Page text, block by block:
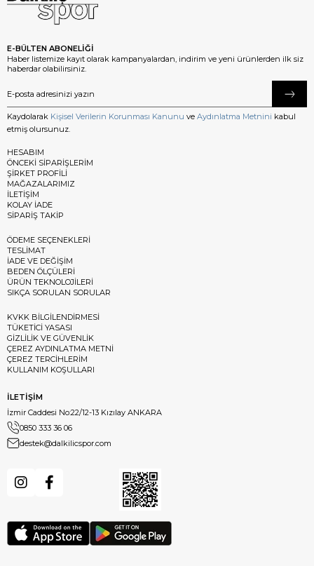
E-BÜLTEN ABONELİĞİ
Haber listemize kayıt olarak kampanyalardan, indirim ve yeni ürünlerden ilk siz
haberdar olabilirsiniz.
Kaydolarak Kişisel Verilerin Korunması Kanunu ve Aydınlatma Metnini kabul
etmiş olursunuz.
HESABIM
ÖNCEKİ SİPARİŞLERİM
ŞİRKET PROFİLİ
MAĞAZALARIMIZ
İLETİŞİM
KOLAY İADE
SİPARİŞ TAKİP
ÖDEME SEÇENEKLERİ
TESLİMAT
İADE VE DEĞİŞİM
BEDEN ÖLÇÜLERİ
ÜRÜN TEKNOLOJİLERİ
SIKÇA SORULAN SORULAR
KVKK BİLGİLENDİRMESİ
TÜKETİCİ YASASI
GİZLİLİK VE GÜVENLİK
ÇEREZ AYDINLATMA METNİ
ÇEREZ TERCİHLERİM
KULLANIM KOŞULLARI
İLETİŞİM
İzmir Caddesi No:22/12-13 Kızılay ANKARA
0850 333 36 06
destek@dalkilicspor.com